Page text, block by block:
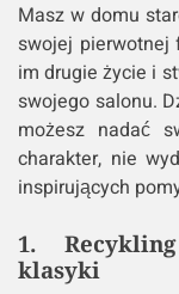
Masz w domu
swojej pierwotnej
im drugie życie i
swojego salonu.
możesz nadać
charakter, nie
inspirujących
1.
klasyki